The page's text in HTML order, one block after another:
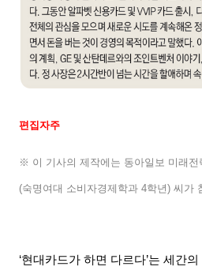
편집자주
※ 이 기사의 제작에는 동아일보 미래
(숙명여대 소비자경제학과 4학년)씨가
‘현대카드가 하면 다르다’는 세간